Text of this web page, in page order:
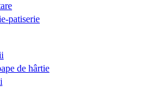
patiserie
de hârtie